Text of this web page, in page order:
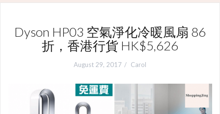
Dyson HP03 空氣淨化冷暖風扇 86
折，香港行貨 HK$5,626
August 29, 2017 Carol